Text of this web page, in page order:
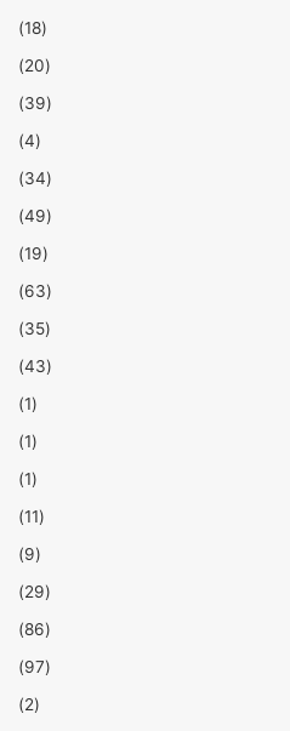
(18)
(20)
(39)
(4)
(34)
(49)
(19)
(63)
(35)
(43)
(1)
(1)
(1)
(11)
(9)
(29)
(86)
(97)
(2)